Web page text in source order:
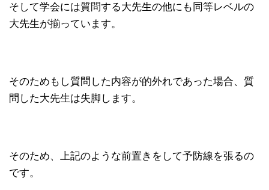
そして学会には質問する大先生の他にも同等レベルの
大先生が揃っています。
そのためもし質問した内容が的外れであった場合、質
問した大先生は失脚します。
そのため、上記のような前置きをして予防線を張るの
です。